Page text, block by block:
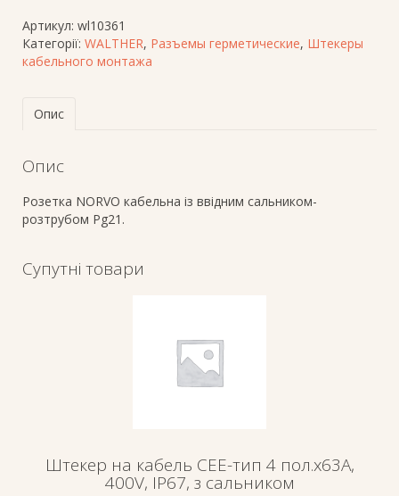
Артикул: wl10361
Категорії: WALTHER, Разъемы герметические, Штекеры
кабельного монтажа
Опис
Опис
Розетка NORVO кабельна із ввідним сальником-
розтрубом Pg21.
Супутні товари
Штекер на кабель СЕЕ-тип 4 пол.х63А,
400V, IP67, з сальником